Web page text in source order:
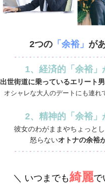
2つの 「余裕」 が
1、経済的「余裕」
出世街道に乗っているエリート
オシャレな大人のデートにも連れ
2、精神的「余裕」
彼女のわがままやちょっとし
怒らないオトナの余裕
＼ いつまでも綺麗で